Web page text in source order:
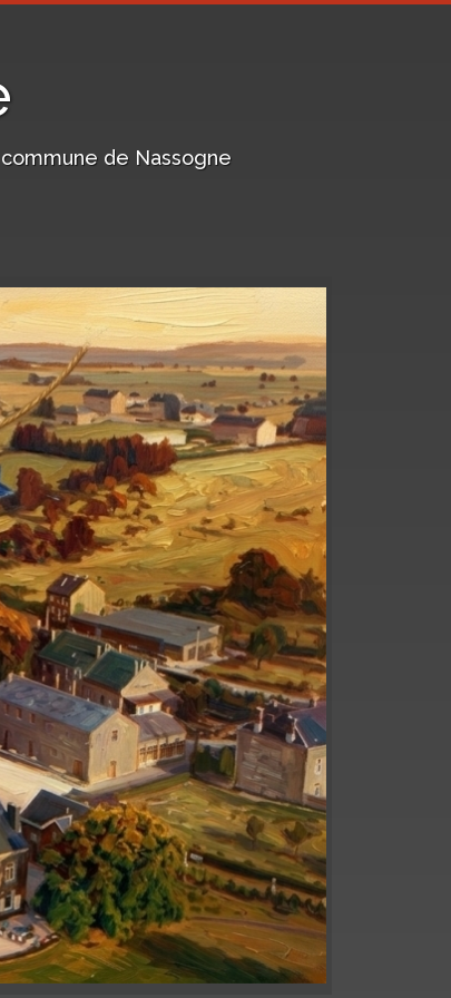
de Nassogne